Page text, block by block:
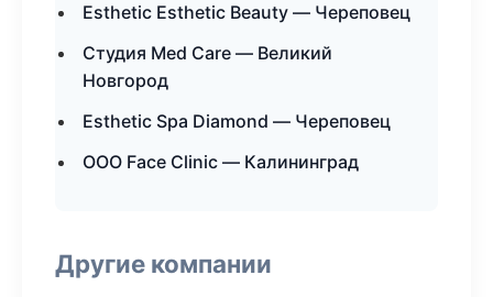
Esthetic Esthetic Beauty — Череповец
Студия Med Care — Великий
Новгород
Esthetic Spa Diamond — Череповец
ООО Face Clinic — Калининград
Другие компании